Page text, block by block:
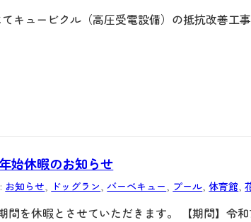
キュービクル（高圧受電設備）の抵抗改善工
始休暇のお知らせ
お知らせ ドッグラン バーベキュー プール , 体育館 ,
間を休暇とさせていただきます。 【期間】令